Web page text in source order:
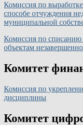
Комиссия по
способе отчуждения
муниципальной
Комиссия по списанию
объектам
Комитет
Комиссия по
дисциплины
Комитет